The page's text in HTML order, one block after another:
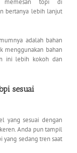
bertanya lebih lanjut
adalah bahan
menggunakan bahan
ini lebih kokoh dan
sesuai
yang sesuai dengan
Anda pun tampil
sedang tren saat